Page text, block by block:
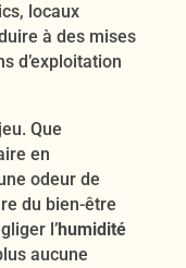
locaux
à des mises
d’exploitation
Que
en
odeur de
du bien-être
l’humidité
aucune